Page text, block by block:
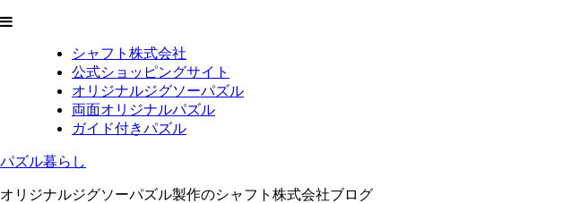
シャフト株式会社
公式ショッピングサイト
オリジナルジグソーパズル
両面オリジナルパズル
ガイド付きパズル
パズル暮らし
オリジナルジグソーパズル製作のシャフト株式会社ブログ